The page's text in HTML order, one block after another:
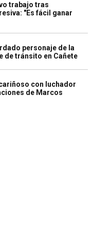
trabajo tras
"Es fácil ganar
personaje de la
de tránsito en Cañete
con luchador
de Marcos